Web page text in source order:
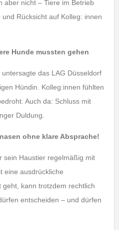
aber nicht – Tiere im Betrieb
Rücksicht auf Kolleg: innen
Hunde mussten gehen
das LAG Düsseldorf
Hündin. Kolleg:innen fühlten
Auch da: Schluss mit
Duldung.
ohne klare Absprache!
sein Haustier regelmäßig mit
eine ausdrückliche
kann trotzdem rechtlich
entscheiden – und dürfen